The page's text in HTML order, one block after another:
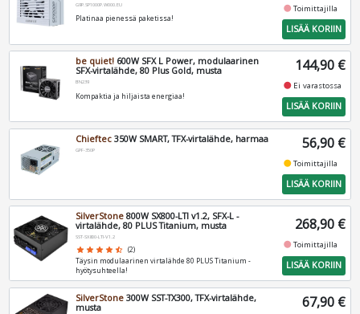
G9P.SP1000P.W000.EU
Platinaa pienessä paketissa!
fiber_manual_recordToimittajilla
LISÄÄ KORIIN
be quiet! 600W SFX L Power, modulaarinen
SFX-virtalähde, 80 Plus Gold, musta
BN239
Kompaktia ja hiljaista energiaa!
144,90 €
fiber_manual_record Ei varastossa
LISÄÄ KORIIN
Chieftec 350W SMART, TFX-virtalähde, harmaa
GPF-350P 56,90 €
fiber_manual_recordToimittajilla
LISÄÄ KORIIN
SilverStone 800W SX800-LTI v1.2, SFX-L -
virtalähde, 80 PLUS Titanium, musta
SST-SX800-LTI-V1.2
star star star star star_half (2)
Täysin modulaarinen virtalähde 80 PLUS Titanium -
hyötysuhteella!
268,90 €
fiber_manual_recordToimittajilla
LISÄÄ KORIIN
SilverStone 300W SST-TX300, TFX-virtalähde,
musta
67,90 €